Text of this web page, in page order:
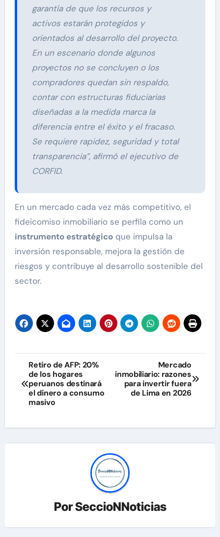
garantía de que los recursos y
activos estarán protegidos y
orientados al desarrollo del proyecto.
En un escenario donde algunos
proyectos no se concluyen o los
compradores quedan sin respaldo,
contar con estructuras fiduciarias
diseñadas a la medida marca la
diferencia entre el éxito y el fracaso.
Se requiere rapidez, seguridad y total
transparencia”, afirmó el ejecutivo de
CORFID.
En un mercado cada vez más competitivo, el
fideicomiso inmobiliario se perfila como un
instrumento estratégicoque impulsa la
inversión responsable, mejora la gestión de
riesgos y contribuye al desarrollo sostenible del
sector.
Navegación
de
entradas
Retiro de AFP: 20%
de los hogares
peruanos destinará
el dinero a consumo
masivo
Mercado
inmobiliario: razones
para invertir fuera
de Lima en 2026
PorSeccioNNoticias